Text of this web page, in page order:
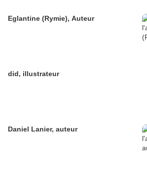
Eglantine (Rymie), Auteur
did, illustrateur
Daniel Lanier, auteur